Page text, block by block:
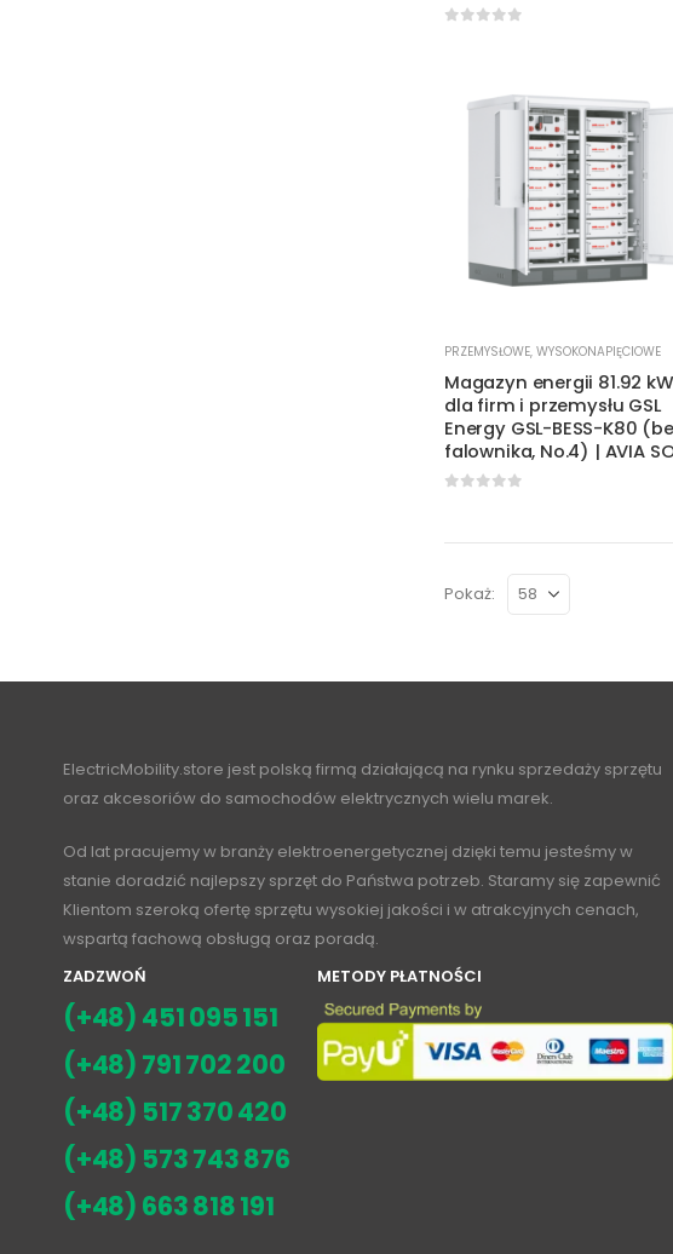
PRZEMYSŁOWE, WYSOKONAPIĘCIOWE
Magazyn energii 81.92
dla firm i przemysłu GSL
Energy GSL-BESS-K80
falownika, No.4) | AVIA
Pokaż:
ElectricMobility.store jest polską firmą działającą na rynku sprzedaży sprzętu
oraz akcesoriów do samochodów elektrycznych wielu marek.
Od lat pracujemy w branży elektroenergetycznej dzięki temu jesteśmy w
stanie doradzić najlepszy sprzęt do Państwa potrzeb. Staramy się zapewnić
Klientom szeroką ofertę sprzętu wysokiej jakości i w atrakcyjnych cenach,
wspartą fachową obsługą oraz poradą.
ZADZWOŃ
(+48) 451 095 151
(+48) 791 702 200
(+48) 517 370 420
(+48) 573 743 876
(+48) 663 818 191
METODY PŁATNOŚCI